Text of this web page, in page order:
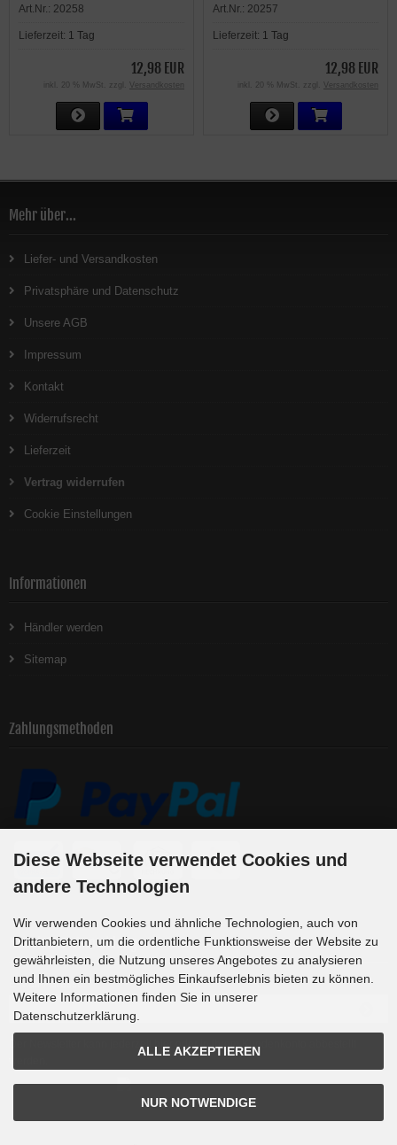
Art.Nr.: 20258
Lieferzeit: 1 Tag
12,98 EUR
inkl. 20 % MwSt. zzgl. Versandkosten
Art.Nr.: 20257
Lieferzeit: 1 Tag
12,98 EUR
inkl. 20 % MwSt. zzgl. Versandkosten
Mehr über...
Liefer- und Versandkosten
Privatsphäre und Datenschutz
Unsere AGB
Impressum
Kontakt
Widerrufsrecht
Lieferzeit
Vertrag widerrufen
Cookie Einstellungen
Informationen
Händler werden
Sitemap
Zahlungsmethoden
Newsletter-Anmeldung
E-Mail-Adresse:
Der Newsletter kann jederzeit hier oder in Ihrem Kundenkonto abbestellt
Diese Webseite verwendet Cookies und
andere Technologien
Wir verwenden Cookies und ähnliche Technologien, auch von
Drittanbietern, um die ordentliche Funktionsweise der Website zu
gewährleisten, die Nutzung unseres Angebotes zu analysieren
und Ihnen ein bestmögliches Einkaufserlebnis bieten zu können.
Weitere Informationen finden Sie in unserer
Datenschutzerklärung.
ALLE AKZEPTIEREN
NUR NOTWENDIGE